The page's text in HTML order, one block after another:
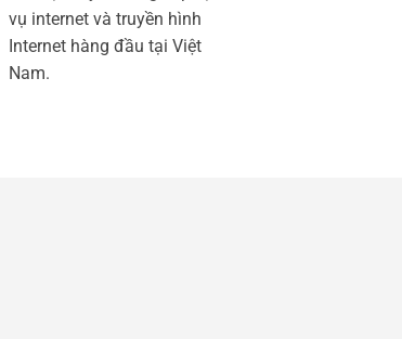
vụ internet và truyền hình
Internet hàng đầu tại Việt
Nam.